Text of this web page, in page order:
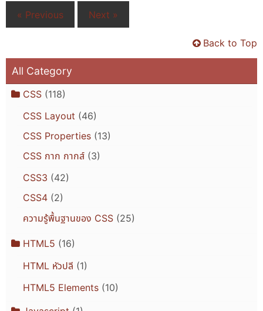
« Previous Next »
Back to Top
All Category
CSS(118)
CSS Layout (46)
CSS Properties(13)
CSS กาก กากส์(3)
CSS3 (42)
CSS4(2)
ความรู้พื้นฐานของ CSS(25)
HTML5 (16)
HTML หัวปลี (1)
HTML5 Elements(10)